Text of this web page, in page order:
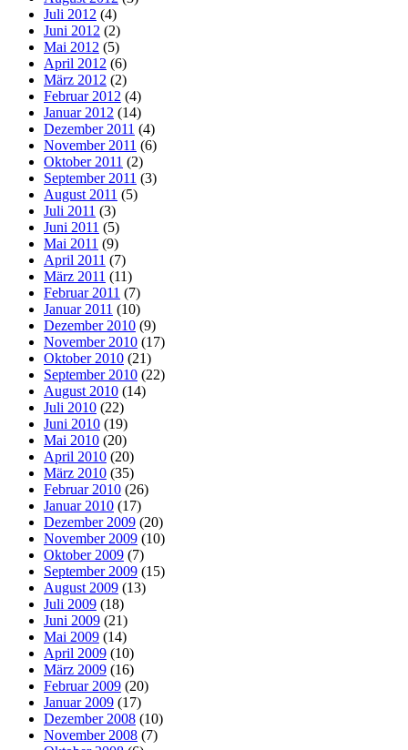
Juli 2012 (4)
Juni 2012 (2)
Mai 2012 (5)
April 2012 (6)
März 2012 (2)
Februar 2012 (4)
Januar 2012 (14)
Dezember 2011 (4)
November 2011 (6)
Oktober 2011 (2)
September 2011 (3)
August 2011 (5)
Juli 2011 (3)
Juni 2011 (5)
Mai 2011 (9)
April 2011 (7)
März 2011 (11)
Februar 2011 (7)
Januar 2011 (10)
Dezember 2010 (9)
November 2010 (17)
Oktober 2010 (21)
September 2010 (22)
August 2010 (14)
Juli 2010 (22)
Juni 2010 (19)
Mai 2010 (20)
April 2010 (20)
März 2010 (35)
Februar 2010 (26)
Januar 2010 (17)
Dezember 2009 (20)
November 2009 (10)
Oktober 2009 (7)
September 2009 (15)
August 2009 (13)
Juli 2009 (18)
Juni 2009 (21)
Mai 2009 (14)
April 2009 (10)
März 2009 (16)
Februar 2009 (20)
Januar 2009 (17)
Dezember 2008 (10)
November 2008 (7)